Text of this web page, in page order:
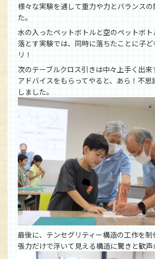
様々な実験を通して重力や力とバランス
た。
水の入ったペットボトルと空のペットボ
落とす実験では、同時に落ちたことに子ど
リ！
次のテーブルクロス引きは中々上手く出来
アドバイスをもらってやると、あら！不
しました。
最後に、テンセグリティー構造の工作を制
張力だけで浮いて見える構造に驚きと歓声